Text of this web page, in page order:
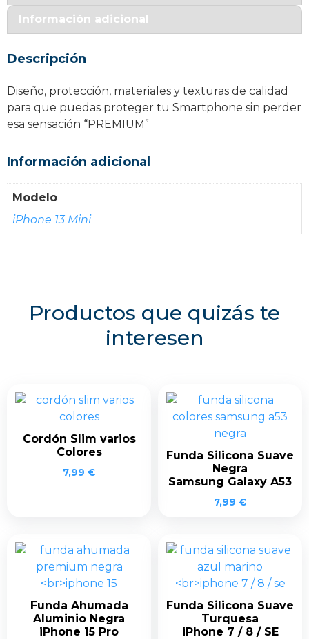
Mini
cantidad
Información adicional
Descripción
Diseño, protección, materiales y texturas de calidad
para que puedas proteger tu Smartphone sin perder
esa sensación “PREMIUM”
Información adicional
Modelo
iPhone 13 Mini
Productos que quizás te
interesen
Cordón Slim varios
Colores
7,99 €
Funda Silicona Suave
Negra
Samsung Galaxy A53
7,99 €
Funda Ahumada
Aluminio Negra
iPhone 15 Pro
Funda Silicona Suave
Turquesa
iPhone 7 / 8 / SE